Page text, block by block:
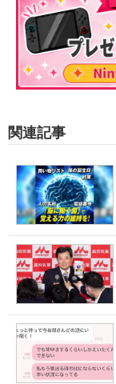
関連記事